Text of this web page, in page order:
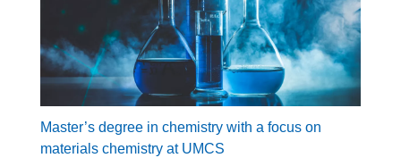
Master’s degree in chemistry with a focus on
materials chemistry at UMCS